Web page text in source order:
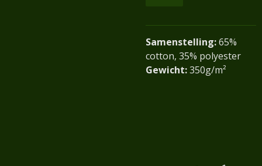
Samenstelling:65%
cotton, 35% polyester
Gewicht:350g/m²